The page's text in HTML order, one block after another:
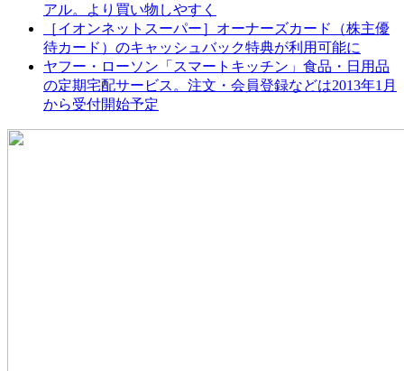
アル。より買い物しやすく
［イオンネットスーパー］オーナーズカード（株主優
待カード）のキャッシュバック特典が利用可能に
ヤフー・ローソン「スマートキッチン」食品・日用品
の定期宅配サービス。注文・会員登録などは2013年1月
から受付開始予定